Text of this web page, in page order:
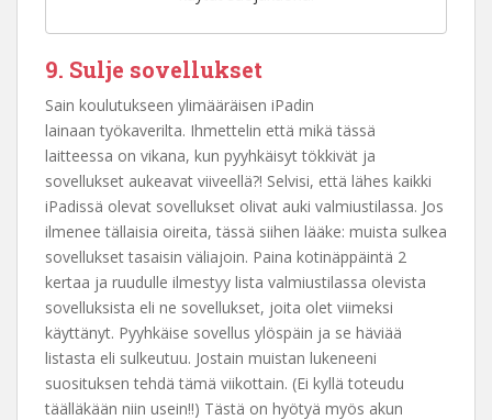
9. Sulje sovellukset
Sain koulutukseen ylimääräisen iPadin
lainaan työkaverilta. Ihmettelin että mikä tässä
laitteessa on vikana, kun pyyhkäisyt tökkivät ja
sovellukset aukeavat viiveellä?! Selvisi, että lähes kaikki
iPadissä olevat sovellukset olivat auki valmiustilassa. Jos
ilmenee tällaisia oireita, tässä siihen lääke: muista sulkea
sovellukset tasaisin väliajoin. Paina kotinäppäintä 2
kertaa ja ruudulle ilmestyy lista valmiustilassa olevista
sovelluksista eli ne sovellukset, joita olet viimeksi
käyttänyt. Pyyhkäise sovellus ylöspäin ja se häviää
listasta eli sulkeutuu. Jostain muistan lukeneeni
suosituksen tehdä tämä viikottain. (Ei kyllä toteudu
täälläkään niin usein!!) Tästä on hyötyä myös akun